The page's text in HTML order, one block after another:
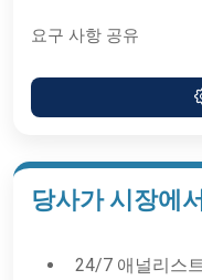
요구 사항 공유
당사가 시장에
24/7 애널리스